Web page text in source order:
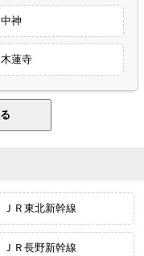
中神
木蓮寺
ＪＲ東北新幹線
ＪＲ長野新幹線